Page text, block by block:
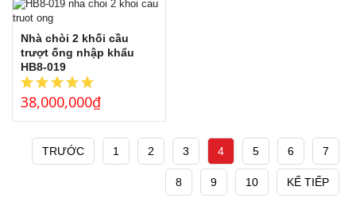
Nhà chòi 2 khối cầu
trượt ống nhập khẩu
HB8-019
38,000,000₫
TRƯỚC 1 2 3 4 5 6 7
8 9 10 KẾ TIẾP